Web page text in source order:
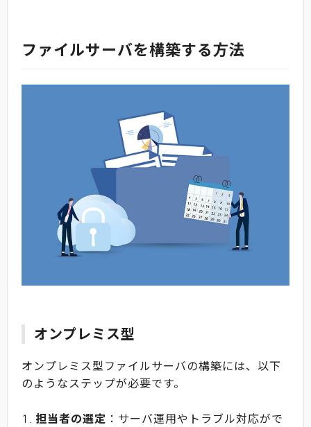
ファイルサーバを構築する方法
オンプレミス型
オンプレミス型ファイルサーバの構築には、以下
のようなステップが必要です。
担当者の選定 ：サーバ運用やトラブル対応がで